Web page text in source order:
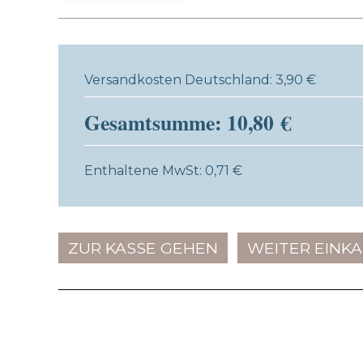
Versandkosten Deutschland: 3,90 €
Gesamtsumme: 10,80 €
Enthaltene MwSt: 0,71 €
ZUR KASSE GEHEN WEITER